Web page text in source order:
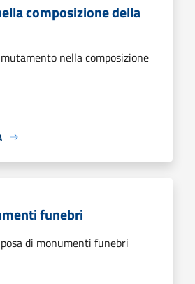
composizione della
nella composizione
funebri
di monumenti funebri